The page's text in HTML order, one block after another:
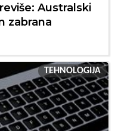
Australski
zabrana
TEHNOLOGIJA